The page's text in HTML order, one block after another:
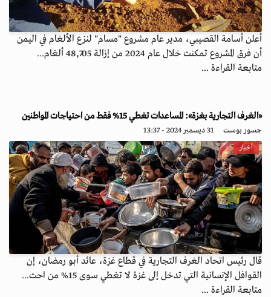
أعلن أسامة القصيبي، مدير عام مشروع "مسام" لنزع الألغام في اليمن
أن فرق المشروع تمكنت خلال عام 2024 من إزالة 48,705 ألغام...
متابعة القراءة ...
«الغرف التجارية بغزة»: المساعدات تغطي 15% فقط من احتياجات المواطنين
جسور بوست 31 ديسمبر 2024 - 13:37
أخبار
قال رئيس اتحاد الغرف التجارية في قطاع غزة، عائد أبو رمضان، إن
القوافل الإنسانية التي تدخل إلى غزة لا تغطي سوى 15% من احت...
متابعة القراءة ...